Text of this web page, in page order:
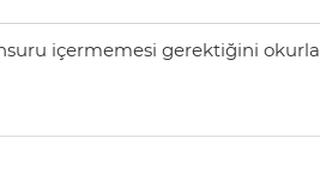
içermemesi gerektiğini